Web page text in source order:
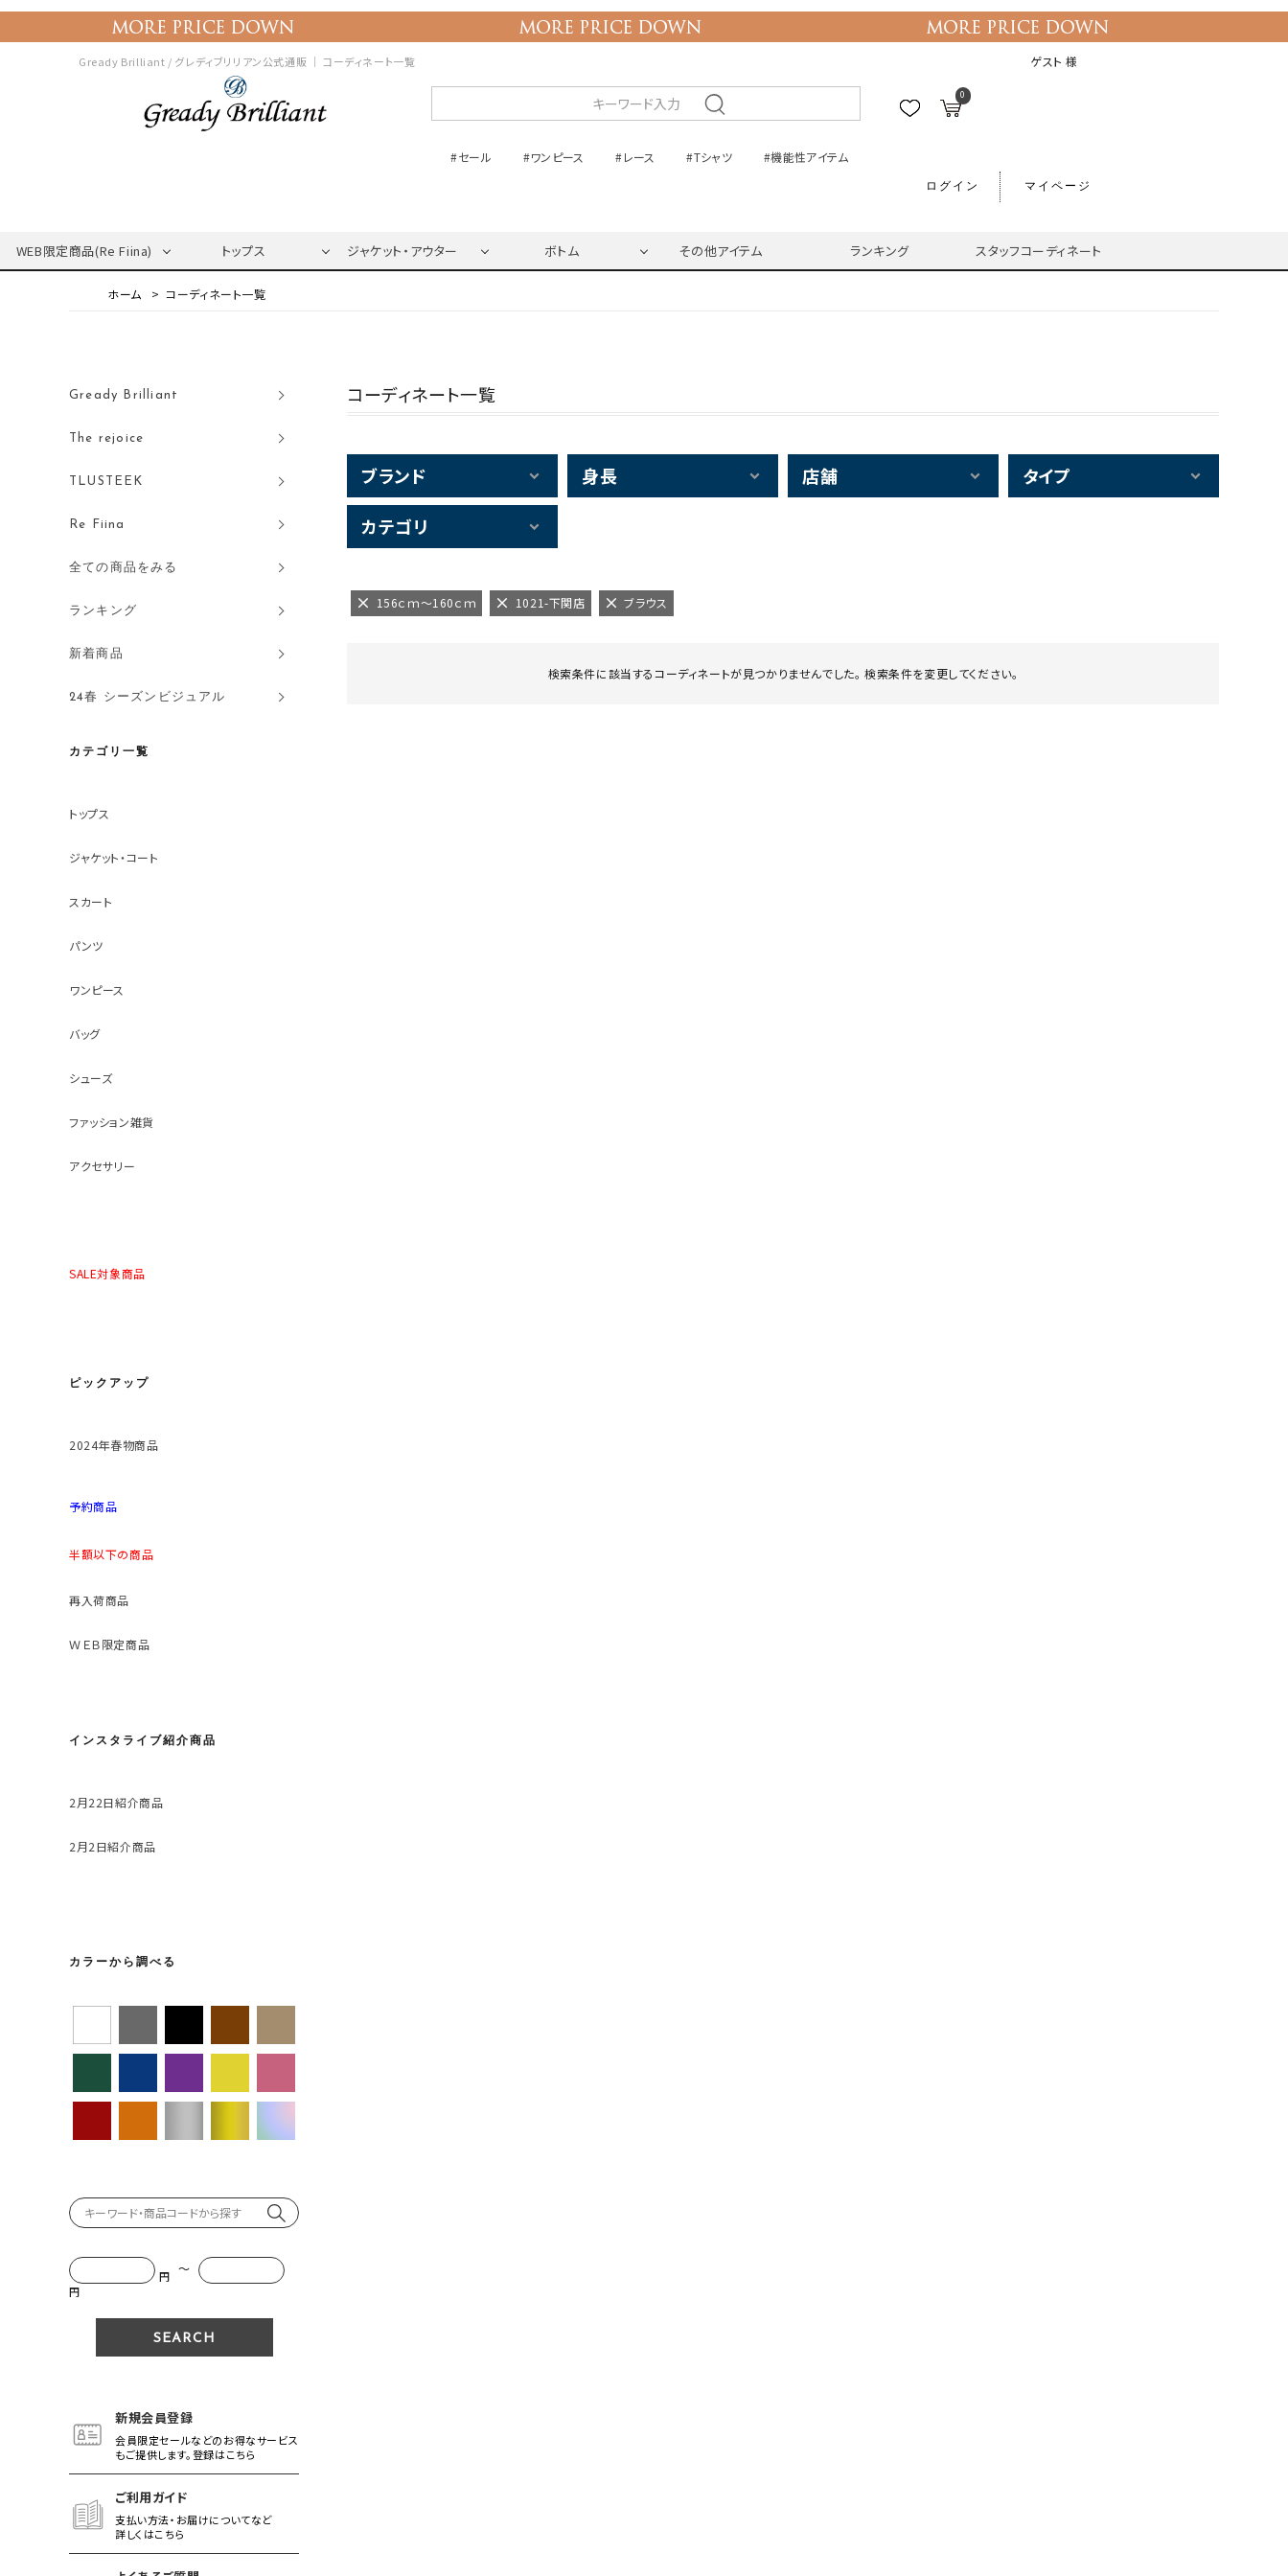
Gready Brilliant / グレディブリリアン公式通販 ｜ コーディネート一覧 ゲスト 様
0
#セール #ワンピース #レース #Tシャツ #機能性アイテム
ログイン マイページ
WEB限定商品(Re Fiina) トップス ジャケット・アウター ボトム その他アイテム ランキング スタッフコーディネート
コーディネート一覧
Gready Brilliant
The rejoice
TLUSTEEK
Re Fiina
全ての商品をみる
ランキング
新着商品
24春 シーズンビジュアル
カテゴリ一覧
トップス
ジャケット・コート
スカート
パンツ
ワンピース
バッグ
シューズ
ファッション雑貨
アクセサリー
SALE対象商品
ピックアップ
2024年春物商品
予約商品
半額以下の商品
再入荷商品
ＷＥＢ限定商品
インスタライブ紹介商品
2月22日紹介商品
2月2日紹介商品
カラーから調べる
円 ～
円
新規会員登録
会員限定セールなどのお得なサービス
もご提供します。登録はこちら
ご利用ガイド
支払い方法・お届けについてなど
詳しくはこちら
コーディネート一覧
ブランド 身長 店舗 タイプ
カテゴリ
156ｃｍ～160ｃｍ 1021-下関店 ブラウス
検索条件に該当するコーディネートが見つかりませんでした。 検索条件を変更してください。